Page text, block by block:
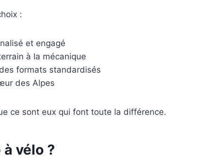
:
et engagé
à la mécanique
formats standardisés
des Alpes
ce sont eux qui font toute la différence.
vélo ?